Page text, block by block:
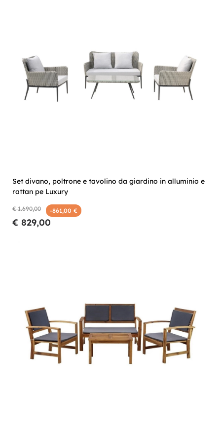
Set divano, poltrone e tavolino da giardino in alluminio e
rattan pe Luxury
€ 1.690,00 -861,00 €
€ 829,00